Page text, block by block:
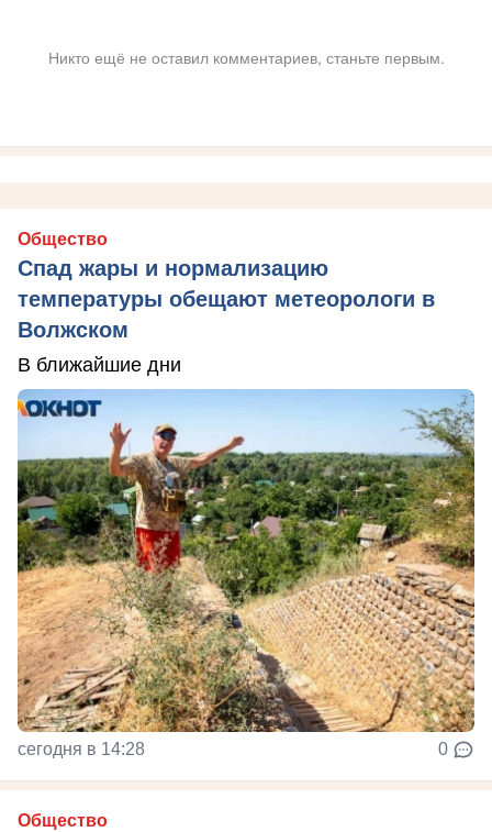
Никто ещё не оставил комментариев, станьте первым.
Общество
Спад жары и нормализацию
температуры обещают метеорологи в
Волжском
В ближайшие дни
сегодня в 14:28 0
Общество